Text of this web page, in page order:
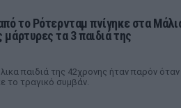
το Ρότερνταμ πνίγηκε στα
τα 3 παιδιά της
παιδιά της 42χρονης ήταν παρόν όταν
το τραγικό συμβάν.